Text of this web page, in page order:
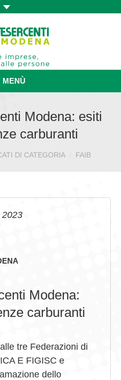
MENÙ
Modena: esiti
carburanti
DI CATEGORIA FAIB
Modena:
carburanti
tre Federazioni di
E FIGISC e
dello